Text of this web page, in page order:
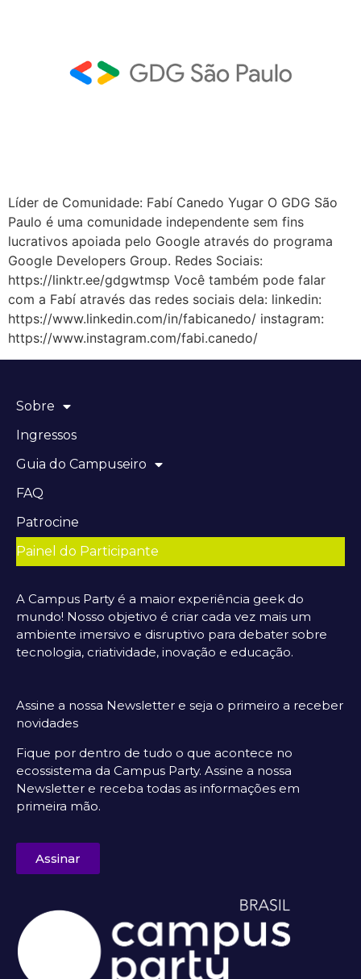
Líder de Comunidade: Fabí Canedo Yugar O GDG São
Paulo é uma comunidade independente sem fins
lucrativos apoiada pelo Google através do programa
Google Developers Group. Redes Sociais:
https://linktr.ee/gdgwtmsp Você também pode falar
com a Fabí através das redes sociais dela: linkedin:
https://www.linkedin.com/in/fabicanedo/ instagram:
https://www.instagram.com/fabi.canedo/
Sobre
Ingressos
Guia do Campuseiro
FAQ
Patrocine
Painel do Participante
A Campus Party é a maior experiência geek do
mundo! Nosso objetivo é criar cada vez mais um
ambiente imersivo e disruptivo para debater sobre
tecnologia, criatividade, inovação e educação.
Assine a nossa Newsletter e seja o primeiro a receber
novidades
Fique por dentro de tudo o que acontece no
ecossistema da Campus Party. Assine a nossa
Newsletter e receba todas as informações em
primeira mão.
Assinar